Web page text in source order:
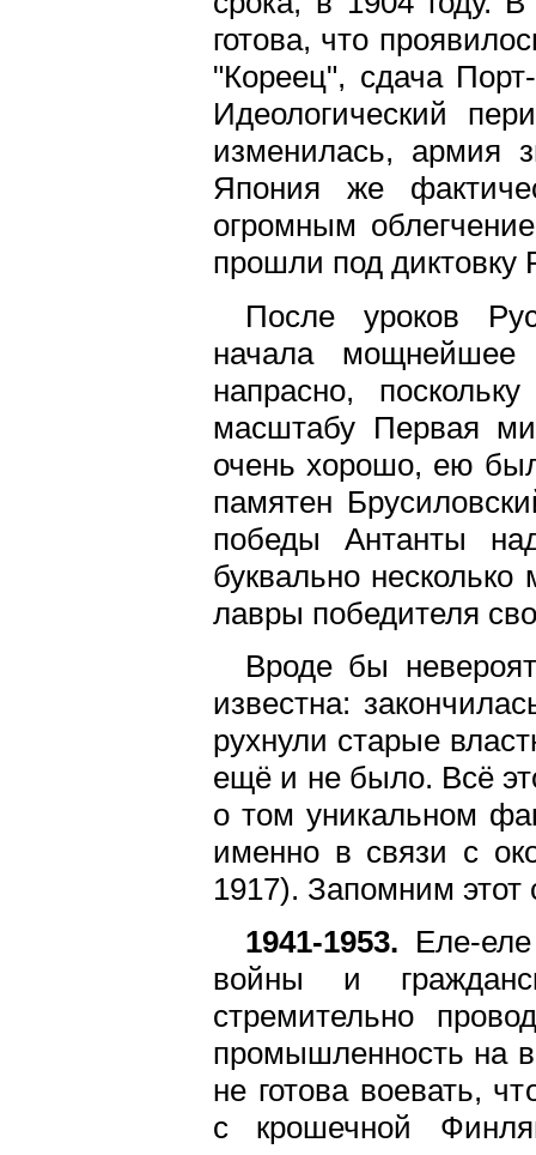
готова, что
"Кореец", сдача
Идеологический
изменилась, армия
Япония же
огромным
прошли под диктовку
После уроков
начала
напрасно,
масштабу Первая
очень хорошо, ею
памятен
победы Антанты
буквально
лавры победителя
Вроде бы
известна:
рухнули старые
ещё и не было. Всё
о том уникальном
именно в связи с
1917). Запомним
1941-1953. Еле-
войны и
стремительно
промышленность на
не готова воевать,
с крошечной